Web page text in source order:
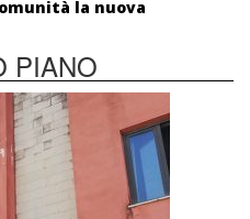
la nuova
PIANO